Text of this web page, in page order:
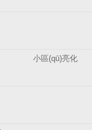
小區(qū)亮化